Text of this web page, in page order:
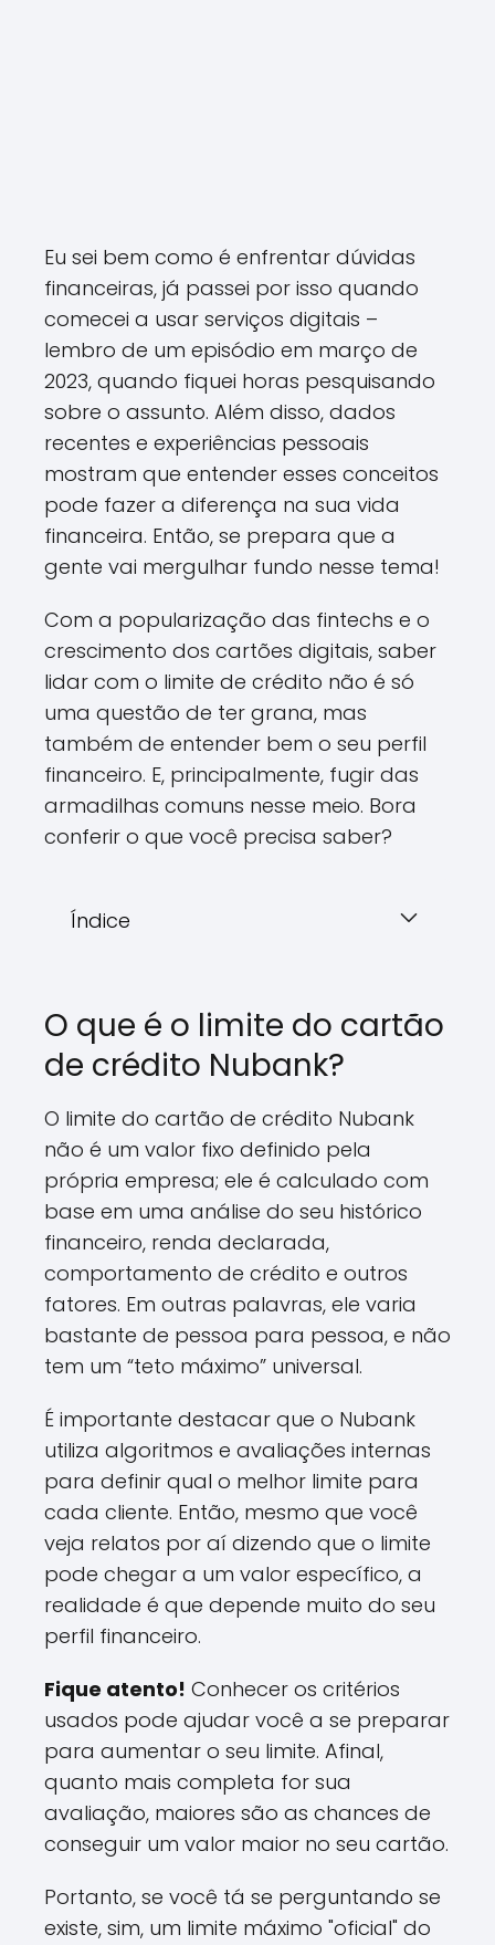
Eu sei bem como é enfrentar dúvidas
financeiras, já passei por isso quando
comecei a usar serviços digitais –
lembro de um episódio em março de
2023, quando fiquei horas pesquisando
sobre o assunto. Além disso, dados
recentes e experiências pessoais
mostram que entender esses conceitos
pode fazer a diferença na sua vida
financeira. Então, se prepara que a
gente vai mergulhar fundo nesse tema!
Com a popularização das fintechs e o
crescimento dos cartões digitais, saber
lidar com o limite de crédito não é só
uma questão de ter grana, mas
também de entender bem o seu perfil
financeiro. E, principalmente, fugir das
armadilhas comuns nesse meio. Bora
conferir o que você precisa saber?
Índice
O que é o limite do cartão
de crédito Nubank?
O limite do cartão de crédito Nubank
não é um valor fixo definido pela
própria empresa; ele é calculado com
base em uma análise do seu histórico
financeiro, renda declarada,
comportamento de crédito e outros
fatores. Em outras palavras, ele varia
bastante de pessoa para pessoa, e não
tem um “teto máximo” universal.
É importante destacar que o Nubank
utiliza algoritmos e avaliações internas
para definir qual o melhor limite para
cada cliente. Então, mesmo que você
veja relatos por aí dizendo que o limite
pode chegar a um valor específico, a
realidade é que depende muito do seu
perfil financeiro.
Fique atento! Conhecer os critérios
usados pode ajudar você a se preparar
para aumentar o seu limite. Afinal,
quanto mais completa for sua
avaliação, maiores são as chances de
conseguir um valor maior no seu cartão.
Portanto, se você tá se perguntando se
existe, sim, um limite máximo "oficial" do